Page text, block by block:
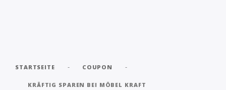
STARTSEITE - COUPON -
KRÄFTIG SPAREN BEI MÖBEL KRAFT